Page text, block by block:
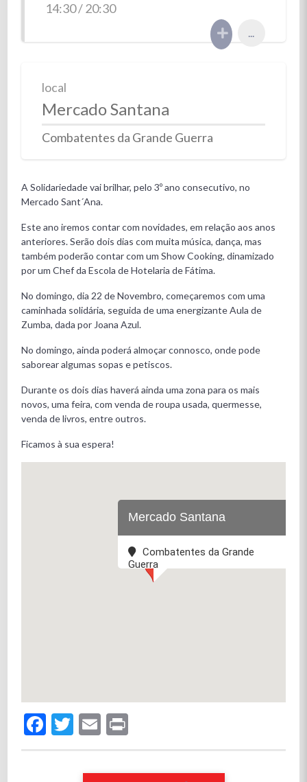
14:30 / 20:30
...
local
Mercado Santana
Combatentes da Grande Guerra
A Solidariedade vai brilhar, pelo 3º ano consecutivo, no
Mercado Sant´Ana.
Este ano iremos contar com novidades, em relação aos anos
anteriores. Serão dois dias com muita música, dança, mas
também poderão contar com um Show Cooking, dinamizado
por um Chef da Escola de Hotelaria de Fátima.
No domingo, dia 22 de Novembro, começaremos com uma
caminhada solidária, seguida de uma energizante Aula de
Zumba, dada por Joana Azul.
No domingo, ainda poderá almoçar connosco, onde pode
saborear algumas sopas e petiscos.
Durante os dois dias haverá ainda uma zona para os mais
novos, uma feira, com venda de roupa usada, quermesse,
venda de livros, entre outros.
Ficamos à sua espera!
Mercado Santana
Combatentes da Grande
Guerra
Facebook
Twitter
Email